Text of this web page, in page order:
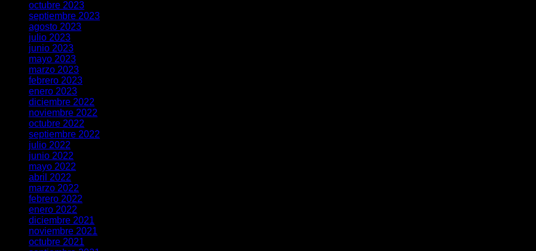
octubre 2023
septiembre 2023
agosto 2023
julio 2023
junio 2023
mayo 2023
marzo 2023
febrero 2023
enero 2023
diciembre 2022
noviembre 2022
octubre 2022
septiembre 2022
julio 2022
junio 2022
mayo 2022
abril 2022
marzo 2022
febrero 2022
enero 2022
diciembre 2021
noviembre 2021
octubre 2021